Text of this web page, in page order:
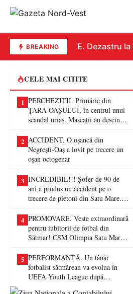
BREAKING
EDUCAȚIE. Dezastru la
CELE MAI CITITE
1 PERCHEZIȚII. Primărie din
ȚARA OAȘULUI, în centrul unui
scandal uriaș. Mascații au descins
fraude de proporții
2 ACCIDENT. O oșancă din
Negrești-Oaș a lovit pe trecere un
oșan octogenar
3 INCREDIBIL!!! Șofer de 90 de
ani a produs un accident pe o
trecere de pietoni din Satu Mare. O
4 PROMOVARE. Veste extraordinară
pentru iubitorii de fotbal din
Sătmar! CSM Olimpia Satu Mare
5 PERFORMANȚĂ. Un tânăr
fotbalist sătmărean va evolua în
UEFA Youth League după